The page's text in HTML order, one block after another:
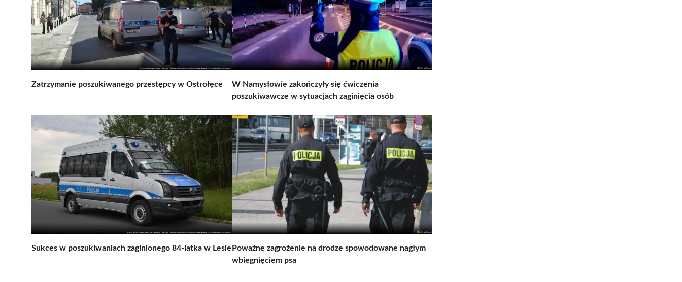
Zatrzymanie poszukiwanego przestępcy w Ostrołęce
W Namysłowie zakończyły się ćwiczenia
poszukiwawcze w sytuacjach zaginięcia osób
Sukces w poszukiwaniach zaginionego 84-latka w Lesie Poważne zagrożenie na drodze spowodowane nagłym
wbiegnięciem psa